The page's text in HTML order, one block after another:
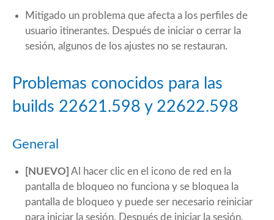
Mitigado un problema que afecta a los perfiles de
usuario itinerantes. Después de iniciar o cerrar la
sesión, algunos de los ajustes no se restauran.
Problemas conocidos para las
builds 22621.598 y 22622.598
General
[NUEVO] Al hacer clic en el icono de red en la
pantalla de bloqueo no funciona y se bloquea la
pantalla de bloqueo y puede ser necesario reiniciar
para iniciar la sesión. Después de iniciar la sesión,